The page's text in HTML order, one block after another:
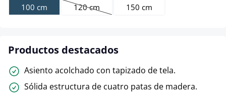
100 cm 120 cm
(Esta opción no está disponible en este
150 cm
Productos destacados
Asiento acolchado con tapizado de tela.
Sólida estructura de cuatro patas de madera.